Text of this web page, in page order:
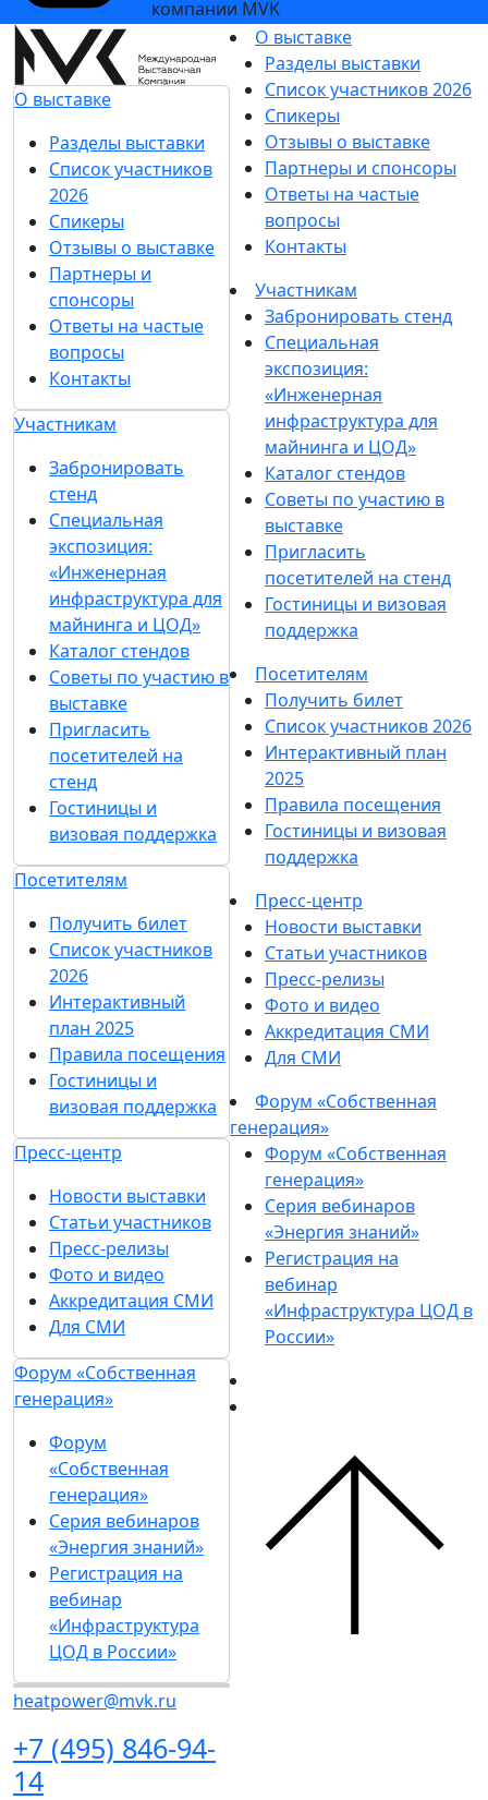
компании MVK
О выставке
Разделы выставки
Список участников
2026
Спикеры
Отзывы о выставке
Партнеры и
спонсоры
Ответы на частые
вопросы
Контакты
Участникам
Забронировать
стенд
Специальная
экспозиция:
«Инженерная
инфраструктура для
майнинга и ЦОД»
Каталог стендов
Советы по участию в
выставке
Пригласить
посетителей на
стенд
Гостиницы и
визовая поддержка
Посетителям
Получить билет
Список участников
2026
Интерактивный
план 2025
Правила посещения
Гостиницы и
визовая поддержка
Пресс-центр
Новости выставки
Статьи участников
Пресс-релизы
Фото и видео
Аккредитация СМИ
Для СМИ
Форум «Собственная
генерация»
Форум
«Собственная
генерация»
Серия вебинаров
«Энергия знаний»
Регистрация на
вебинар
«Инфраструктура
ЦОД в России»
heatpower@mvk.ru
+7 (495) 846-94-
14
О выставке
Разделы выставки
Список участников 2026
Спикеры
Отзывы о выставке
Партнеры и спонсоры
Ответы на частые
вопросы
Контакты
Участникам
Забронировать стенд
Специальная
экспозиция:
«Инженерная
инфраструктура для
майнинга и ЦОД»
Каталог стендов
Советы по участию в
выставке
Пригласить
посетителей на стенд
Гостиницы и визовая
поддержка
Посетителям
Получить билет
Список участников 2026
Интерактивный план
2025
Правила посещения
Гостиницы и визовая
поддержка
Пресс-центр
Новости выставки
Статьи участников
Пресс-релизы
Фото и видео
Аккредитация СМИ
Для СМИ
Форум «Собственная
генерация»
Форум «Собственная
генерация»
Серия вебинаров
«Энергия знаний»
Регистрация на
вебинар
«Инфраструктура ЦОД в
России»